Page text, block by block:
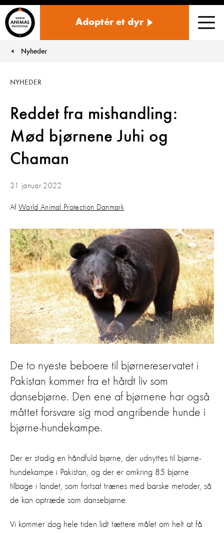
Adoptér et dyr
You are here:
Nyheder
Reddet fra mishandling:
Mød bjørnene Juhi og
Chaman
NYHEDER
31 januar 2022
Af World Animal Protection Danmark
De to nyeste beboere til bjørnereservatet i
Pakistan kommer fra et hårdt liv som
dansebjørne. Den ene af bjørnene har også
måttet forsvare sig mod angribende hunde i
bjørne-hundekampe.
Der er stadig en håndfuld bjørne, der udnyttes til bjørne-
hundekampe i Pakistan, og der er omkring 85 bjørne
tilbage i landet, som fortsat trænes med barske metoder, så
de kan optræde som dansebjørne.
Vi kommer dog hele tiden lidt tættere målet om helt at få